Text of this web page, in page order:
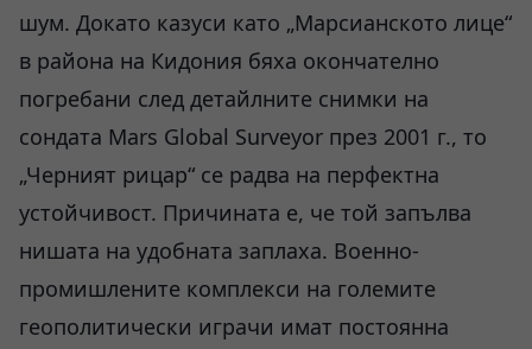
шум. Докато казуси като „Марсианското лице“
в района на Кидония бяха окончателно
погребани след детайлните снимки на
сондата Mars Global Surveyor през 2001 г., то
„Черният рицар“ се радва на перфектна
устойчивост. Причината е, че той запълва
нишата на удобната заплаха. Военно-
промишлените комплекси на големите
геополитически играчи имат постоянна